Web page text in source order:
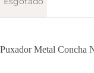
Puxador Metal Concha